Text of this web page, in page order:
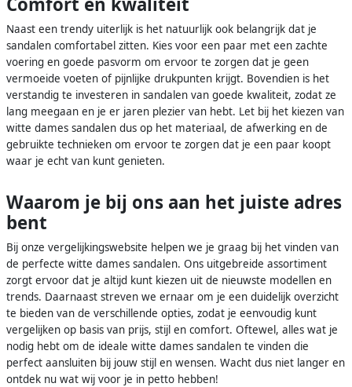
Naast een trendy uiterlijk is het natuurlijk ook belangrijk dat je
sandalen comfortabel zitten. Kies voor een paar met een zachte
voering en goede pasvorm om ervoor te zorgen dat je geen
vermoeide voeten of pijnlijke drukpunten krijgt. Bovendien is het
verstandig te investeren in sandalen van goede kwaliteit, zodat ze
lang meegaan en je er jaren plezier van hebt. Let bij het kiezen van
witte dames sandalen dus op het materiaal, de afwerking en de
gebruikte technieken om ervoor te zorgen dat je een paar koopt
waar je echt van kunt genieten.
Waarom je bij ons aan het juiste adres
bent
Bij onze vergelijkingswebsite helpen we je graag bij het vinden van
de perfecte witte dames sandalen. Ons uitgebreide assortiment
zorgt ervoor dat je altijd kunt kiezen uit de nieuwste modellen en
trends. Daarnaast streven we ernaar om je een duidelijk overzicht
te bieden van de verschillende opties, zodat je eenvoudig kunt
vergelijken op basis van prijs, stijl en comfort. Oftewel, alles wat je
nodig hebt om de ideale witte dames sandalen te vinden die
perfect aansluiten bij jouw stijl en wensen. Wacht dus niet langer en
ontdek nu wat wij voor je in petto hebben!